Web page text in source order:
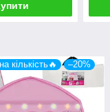
кількість🔥 –20%